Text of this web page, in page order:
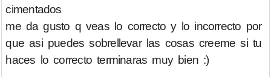
cimentados
me da gusto q veas lo correcto y lo incorrecto por
que asi puedes sobrellevar las cosas creeme si tu
haces lo correcto terminaras muy bien :)